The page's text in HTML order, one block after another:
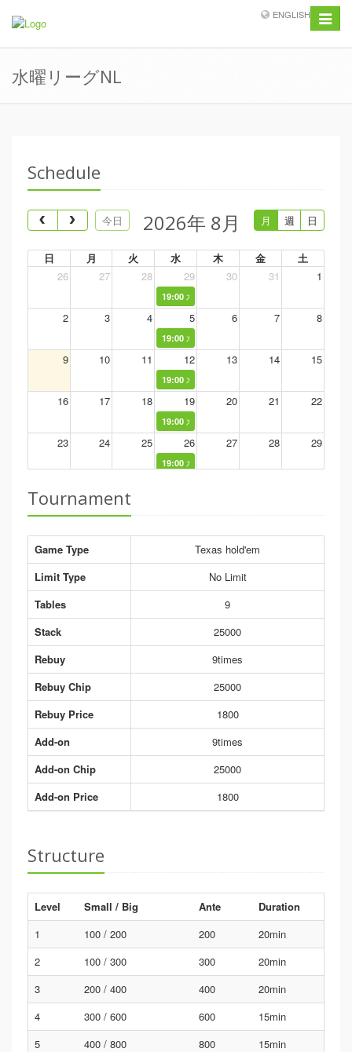
Toggle
ENGLISH
水曜リーグNL
Schedule
今日 月 週 日
2026年 8月
日 月 火 水 木 金
土
26
27 28 29 30 31 1
19:00 水曜リーグNL
2 3 4 5 6 7 8
19:00 水曜リーグNL
9 10 11 12 13 14 15
19:00 水曜リーグNL
16 17 18 19 20 21 22
19:00 水曜リーグNL
23 24 25 26 27 28 29
19:00 水曜リーグNL
Tournament
Game Type
Texas hold'em
Limit Type
No Limit
Tables
9
Stack
25000
Rebuy
9times
Rebuy Chip
25000
Rebuy Price
1800
Add-on
9times
Add-on Chip
25000
Add-on Price
1800
Structure
Level Small / Big Ante
Duration
1
100 / 200 200
20min
2
100 / 300 300
20min
3
200 / 400 400
20min
4
300 / 600 600
15min
5
400 / 800 800
15min